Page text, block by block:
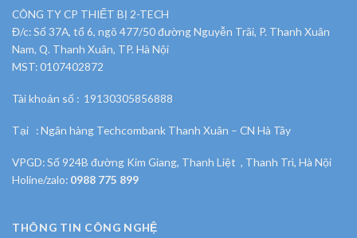
CÔNG TY CP THIẾT BỊ 2-TECH
Đ/c: Số 37A, tổ 6, ngõ 477/50 đường Nguyễn Trãi, P. Thanh Xuân
Nam, Q. Thanh Xuân, TP. Hà Nội
MST: 0107402872
Tài khoản số : 19130305856888
Tại : Ngân hàng Techcombank Thanh Xuân – CN Hà Tây
VPGD: Số 924B đường Kim Giang, Thanh Liệt , Thanh Trì, Hà Nội
Holine/zalo: 0988 775 899
THÔNG TIN CÔNG NGHỆ